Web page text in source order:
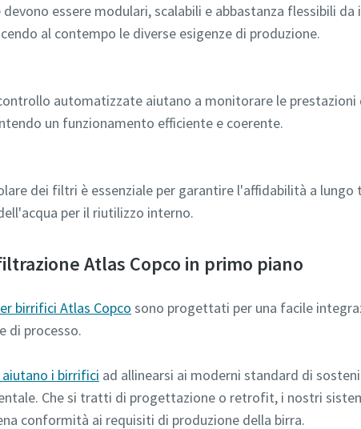
essere modulari, scalabili e abbastanza flessibili
al contempo le diverse esigenze di produzione.
automatizzate aiutano a monitorare le
un funzionamento efficiente e coerente.
dei filtri è essenziale per garantire l'affidabilità a
per il riutilizzo interno.
Atlas Copco in primo piano
birrifici Atlas Copco sono progettati per una facile
di processo.
i birrifici ad allinearsi ai moderni standard di
Che si tratti di progettazione o retrofit, i nostri
conformità ai requisiti di produzione della birra.